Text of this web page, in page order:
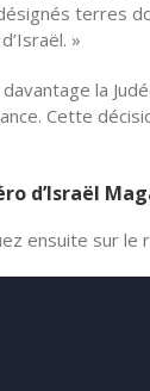
terres
»
la
Cette
d’Israël
ensuite sur le